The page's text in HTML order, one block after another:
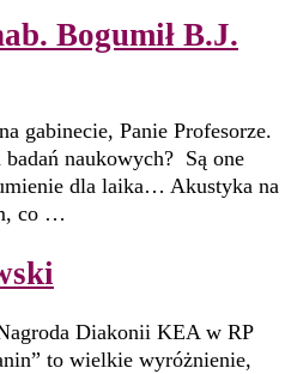
Bogumił B.J.
gabinecie, Panie Profesorze.
badań naukowych? Są one
dla laika… Akustyka na
co …
Diakonii KEA w RP
to wielkie wyróżnienie,